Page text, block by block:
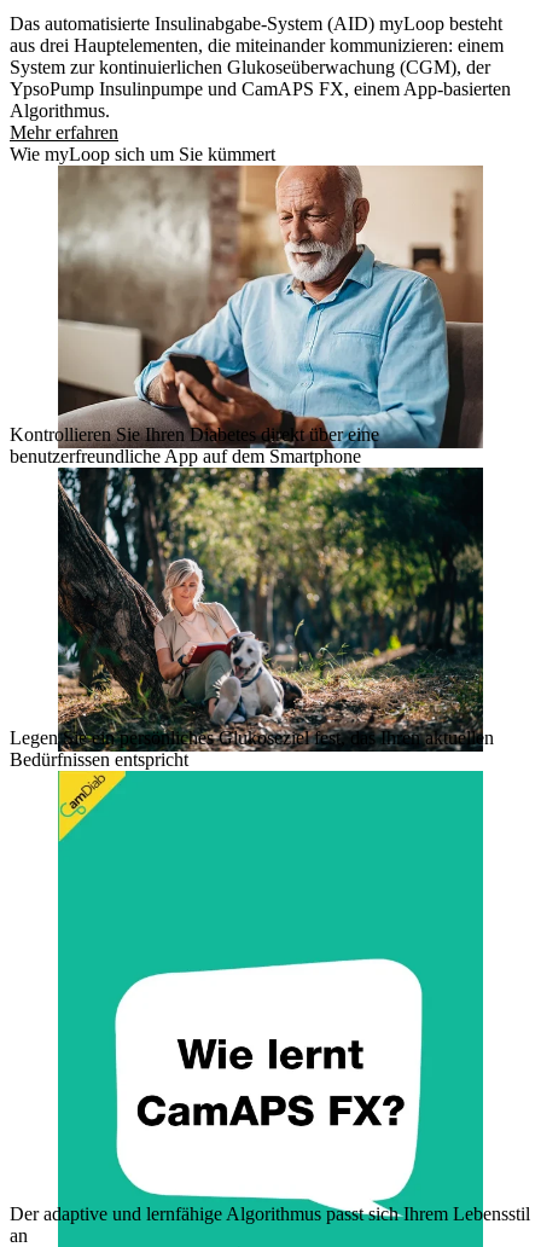
Das automatisierte Insulinabgabe-System (AID) myLoop besteht
aus drei Hauptelementen, die miteinander kommunizieren: einem
System zur kontinuierlichen Glukoseüberwachung (CGM), der
YpsoPump Insulinpumpe und CamAPS FX, einem App-basierten
Algorithmus.
Mehr erfahren
Wie myLoop sich um Sie kümmert
Kontrollieren Sie Ihren Diabetes direkt über eine
benutzerfreundliche App auf dem Smartphone
Legen Sie ein persönliches Glukoseziel fest, das Ihren aktuellen
Bedürfnissen entspricht
Der adaptive und lernfähige Algorithmus passt sich Ihrem Lebensstil
an